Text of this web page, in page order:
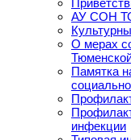
АУ СОН
О мерах
Памятка
инфекции